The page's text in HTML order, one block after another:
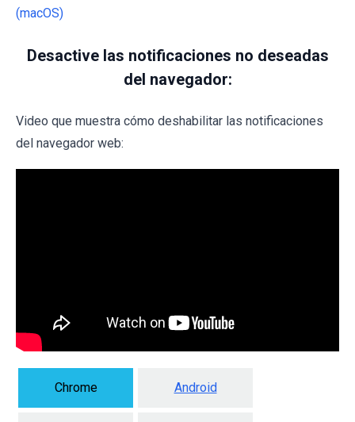
(macOS)
Desactive las notificaciones no deseadas
del navegador:
Video que muestra cómo deshabilitar las notificaciones
del navegador web:
Chrome Android